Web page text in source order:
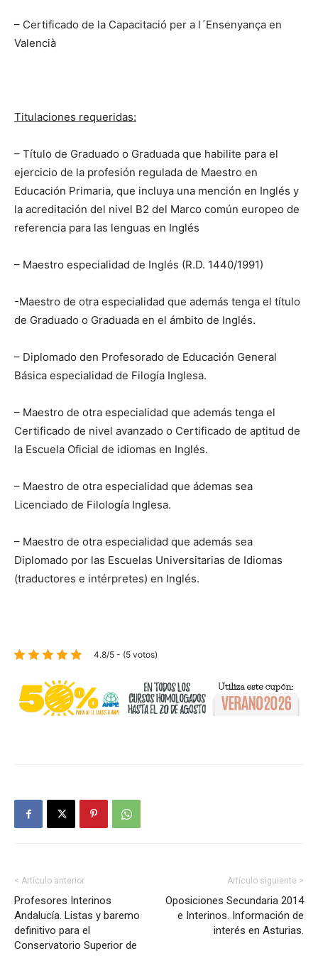
– Certificado de la Capacitació per a l´Ensenyança en
Valencià
Titulaciones requeridas:
– Título de Graduado o Graduada que habilite para el
ejercicio de la profesión regulada de Maestro en
Educación Primaria, que incluya una mención en Inglés y
la acreditación del nivel B2 del Marco común europeo de
referencia para las lenguas en Inglés
– Maestro especialidad de Inglés (R.D. 1440/1991)
-Maestro de otra especialidad que además tenga el título
de Graduado o Graduada en el ámbito de Inglés.
– Diplomado den Profesorado de Educación General
Básica especialidad de Filogía Inglesa.
– Maestro de otra especialidad que además tenga el
Certificado de nivel avanzado o Certificado de aptitud de
la Escuela Oficial de idiomas en Inglés.
– Maestro de otra especialidad que ádemas sea
Licenciado de Filología Inglesa.
– Maestro de otra especialidad que además sea
Diplomado por las Escuelas Universitarias de Idiomas
(traductores e intérpretes) en Inglés.
4.8/5 - (5 votos)
< Artículo anterior
Profesores Interinos
Andalucía. Listas y baremo
definitivo para el
Conservatorio Superior de
Artículo siguiente >
Oposiciones Secundaria 2014
e Interinos. Información de
interés en Asturias.